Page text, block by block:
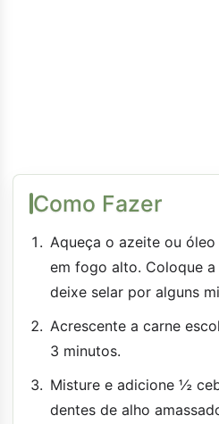
Como Fazer
Aqueça o azeite ou
em fogo alto. Coloque
deixe selar por alguns
Acrescente a carne
3 minutos.
Misture e adicione ½
dentes de alho